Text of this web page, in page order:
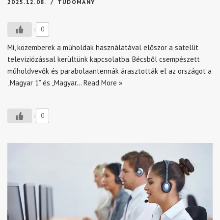
2025.12.08. TUDOMÁNY
0
Mi, közemberek a műholdak használatával először a satellit
televíziózással kerültünk kapcsolatba. Bécsből csempészett
műholdvevők és parabolaantennák árasztották el az országot a
„Magyar 1” és „Magyar… Read More »
0